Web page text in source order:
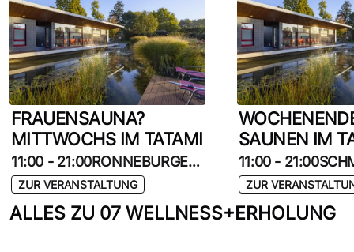
FRAUENSAUNA?
MITTWOCHS IM TATAMI
11:00 - 21:00 RONNEBURGER STRASSE 65
ZUR VERANSTALTUNG
SAUNEN IM
11:00- 21:00
ZUR
ALLES ZU 07 WELLNESS+ERHOLUNG